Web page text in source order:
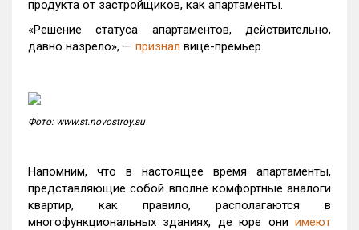
продукта от застройщиков, как апартаменты.
«Решение статуса апартаментов, действительно,
давно назрело», — признал вице-премьер.
Фото: www.st.novostroy.su
Напомним, что в настоящее время апартаменты,
представляющие собой вполне комфортные аналоги
квартир, как правило, располагаются в
многофункциональных зданиях, де юре они имеют